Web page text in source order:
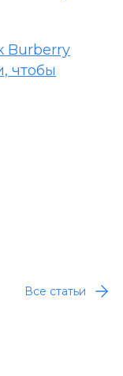
Burberry
чтобы
Все статьи